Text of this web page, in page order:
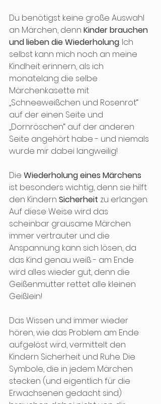
Du benötigst keine große Auswahl
an Märchen, denn Kinder brauchen
und lieben die Wiederholung. Ich
selbst kann mich noch an meine
Kindheit erinnern, als ich
monatelang die selbe
Märchenkasette mit
„Schneeweißchen und Rosenrot“
auf der einen Seite und
„Dornröschen“ auf der anderen
Seite angehört habe - und niemals
wurde mir dabei langweilig!
Die Wiederholung eines Märchens
ist besonders wichtig, denn sie hilft
den Kindern Sicherheit zu erlangen.
Auf diese Weise wird das
scheinbar grausame Märchen
immer vertrauter und die
Anspannung kann sich lösen, da
das Kind genau weiß - am Ende
wird alles wieder gut, denn die
Geißenmutter rettet alle kleinen
Geißlein!
Das Wissen und immer wieder
hören, wie das Problem am Ende
aufgelöst wird, vermittelt den
Kindern Sicherheit und Ruhe. Die
Symbole, die in jedem Märchen
stecken (und eigentlich für die
Erwachsenen gedacht sind)